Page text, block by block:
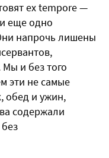
ex tempore —
еще одно
напрочь лишены
и без того
эти не самые
обед и ужин,
содержали